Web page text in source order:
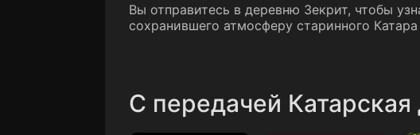
Вы отправитесь в деревню Зекрит, чтобы
сохранившего атмосферу старинного Катара
C передачей